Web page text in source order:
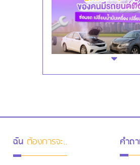
มัดรวมปัญหาของคนมีรถยน
ฉัน ต้องการจะ.. คำถ